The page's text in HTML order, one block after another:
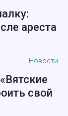
ареста
Новости
свой